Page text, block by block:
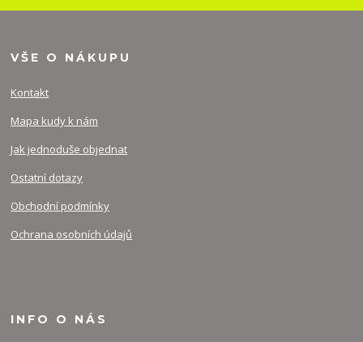
VŠE O NÁKUPU
Kontakt
Mapa kudy k nám
Jak jednoduše objednat
Ostatní dotazy
Obchodní podmínky
Ochrana osobních údajů
INFO O NÁS